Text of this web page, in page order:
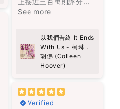
名兒子的頭顱，血有意
識地流經數里流到山下
上天空的美人兒。不能
洗掉的灰燼十字。與鬼
魂相伴聊天等等。
角。烏爾蘇拉的堅毅支
撐著整個家族，阿瑪蘭
總之，這本書不僅提供
義，並反思自己的價值
觀。
過各種方式，傳達真相
寂寞的她。
真誠推介給各位讀者。
高達4.2顆星的高評價，
擅長寫浪漫言情小說的
作家。她筆下的愛情與
邂逅充滿了每個女生都
曾經幻想過的美好情
起來也十分輕鬆。
See more
以我們告終 It Ends
With Us - 柯琳．
胡佛 (Colleen
Hoover)
Verified